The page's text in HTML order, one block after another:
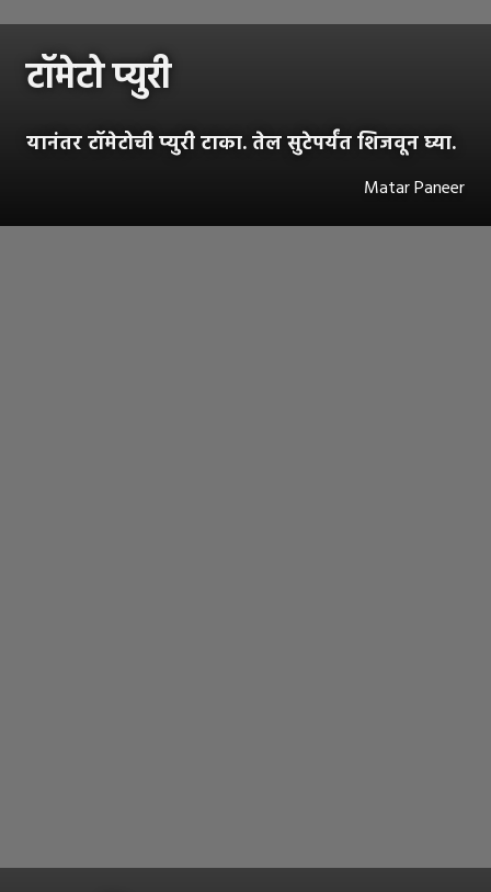
टॉमेटो प्युरी
यानंतर टॉमेटोची प्युरी टाका. तेल सुटेपर्यंत शिजवून घ्या.
Matar Paneer